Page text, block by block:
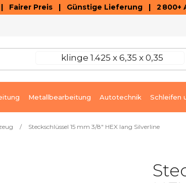
| Fairer Preis | Günstige Lieferung | 2 800+
Metallbearbeitung Autotechnik Schleifen
/ Steckschlüssel 15 mm 3/8" HEX lang Silverline